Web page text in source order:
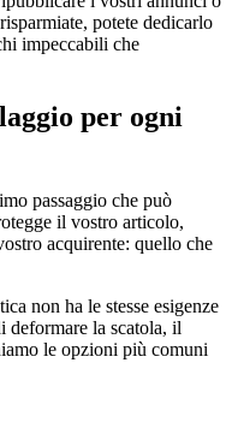
potete dedicarlo
impeccabili che
per ogni
passaggio che può
il vostro articolo,
acquirente: quello che
non ha le stesse esigenze
la scatola, il
le opzioni più comuni